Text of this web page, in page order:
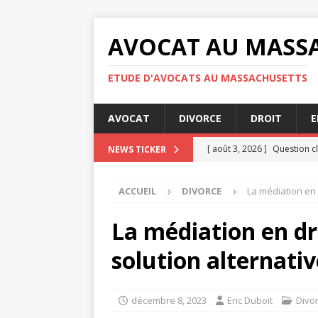
AVOCAT AU
ETUDE D'AVOCATS AU MASSACHUSETTS
AVOCAT DIVORCE DROIT
NEWS TICKER [ août 3, 2026 ] Question
confidentialité
[ juillet 30, 2026 ]
[ août 4, 2026 ] Les
JURIDIQUE
ACCUEIL DIVORCE La médiation
La médiation en
solution
décembre 8, 2023 Eric Duboit